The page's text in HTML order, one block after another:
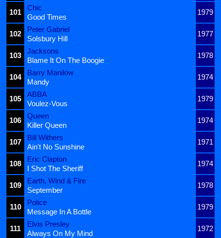
101
Chic
1979
Good Times
102
Peter Gabriel
1977
Solsbury Hill
103
Jacksons
1978
Blame It On The Boogie
104
Barry Manilow
1974
Mandy
105
ABBA
1979
Voulez-Vous
106
Queen
1974
Killer Queen
107
Bill Withers
1971
Ain't No Sunshine
108
Eric Clapton
1974
I Shot The Sheriff
109
Earth, Wind & Fire
1978
September
110
Police
1979
Message In A Bottle
111
Elvis Presley
1972
Always On My Mind